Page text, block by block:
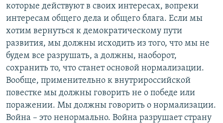
которые действуют в своих интересах, вопреки
интересам общего дела и общего блага. Если мы
хотим вернуться к демократическому пути
развития, мы должны исходить из того, что мы не
будем все разрушать, а должны, наоборот,
сохранить то, что станет основой нормализации.
Вообще, применительно к внутрироссийской
повестке мы должны говорить не о победе или
поражении. Мы должны говорить о нормализации.
Война – это ненормально. Война разрушает страну